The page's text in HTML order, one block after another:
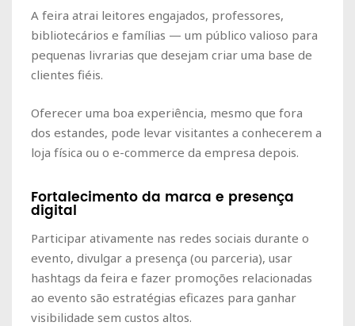
A feira atrai leitores engajados, professores,
bibliotecários e famílias — um público valioso para
pequenas livrarias que desejam criar uma base de
clientes fiéis.
Oferecer uma boa experiência, mesmo que fora
dos estandes, pode levar visitantes a conhecerem a
loja física ou o e-commerce da empresa depois.
Fortalecimento da marca e presença
digital
Participar ativamente nas redes sociais durante o
evento, divulgar a presença (ou parceria), usar
hashtags da feira e fazer promoções relacionadas
ao evento são estratégias eficazes para ganhar
visibilidade sem custos altos.